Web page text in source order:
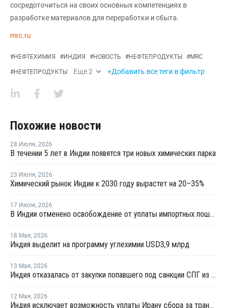
сосредоточиться на своих основных компетенциях в
разработке материалов для переработки и сбыта.
mrc.ru
#НЕФТЕХИМИЯ #ИНДИЯ #НОВОСТЬ #НЕФТЕПРОДУКТЫ #MRC
#НЕФТЕПРОДУКТЫ Еще2 +Добавить все теги в фильтр
Похожие новости
28 Июля, 2026
В течении 5 лет в Индии появятся три новых химических парка
23 Июля, 2026
Химический рынок Индии к 2030 году вырастет на 20–35%
17 Июля, 2026
В Индии отменено освобождение от уплаты импортных пошлин на нефтехимическую продукцию
18 Мая, 2026
Индия выделит на программу углехимии USD3,9 млрд
13 Мая, 2026
Индия отказалась от закупки попавшего под санкции СПГ из России
12 Мая, 2026
Индия исключает возможность уплаты Ирану сбора за транзит нефти и газа через Ормузский пролив